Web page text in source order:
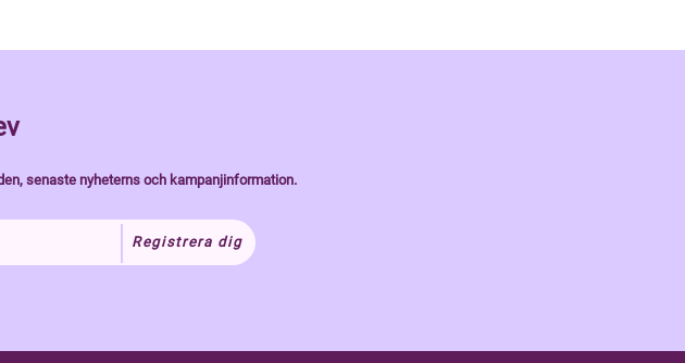
senaste nyheterns och kampanjinformation.
Registrera dig